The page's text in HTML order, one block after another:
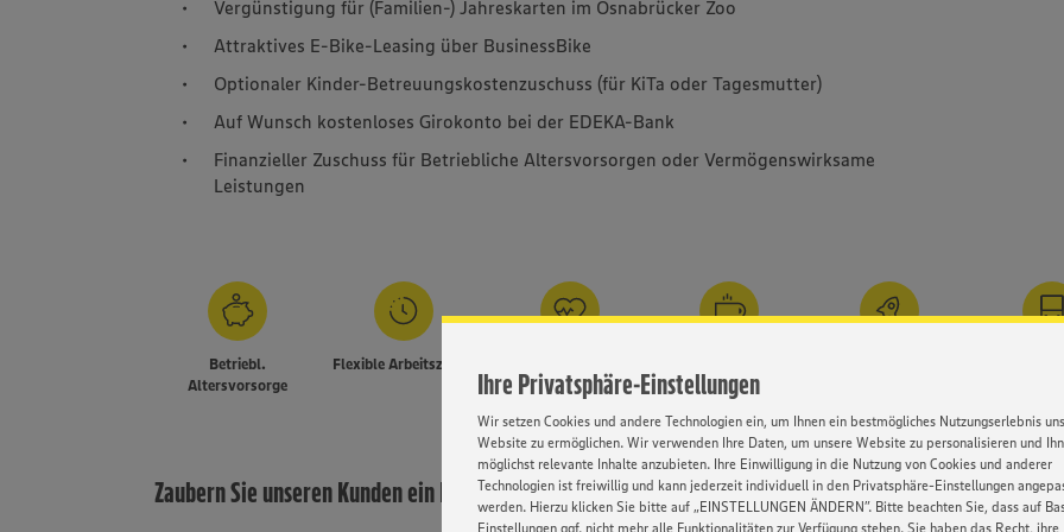
Ihre Privatsphäre-Einstellungen
Wir setzen Cookies und andere Technologien ein, um Ihnen ein bestmögliches Nutzungserlebnis
Website zu ermöglichen. Wir verwenden Ihre Daten, um unsere Website zu personalisieren und
möglichst relevante Inhalte anzubieten. Ihre Einwilligung in die Nutzung von Cookies und anderer
Technologien ist freiwillig und kann jederzeit individuell in den Privatsphäre-Einstellungen
werden. Hierzu klicken Sie bitte auf „EINSTELLUNGEN ÄNDERN”. Bitte beachten Sie, dass auf
Einstellungen ggf. nicht mehr alle Funktionalitäten zur Verfügung stehen. Sie haben das Recht, ihre
Vergünstigung für (Familien-) Jahreskarten im Osnabrücker Zoo
Attraktives E-Bike-Leasing über BusinessBike
Optionaler Kinder-Betreuungskostenzuschuss (für KiTa oder Tagesmutter)
Auf Wunsch kostenloses Girokonto bei der EDEKA-Bank
Finanzieller Zuschuss für Betriebliche Altersvorsorgen oder Vermögenswirksame
Leistungen
Betriebl.
Altersvorsorge
Flexible Arbeitszeiten
Zaubern Sie unseren Kunden ein Lächeln ins Gesicht Kontakt